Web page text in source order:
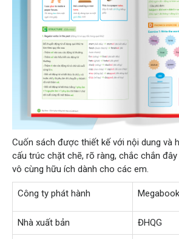
Cuốn sách được thiết kế với nội dung và
cấu trúc chặt chẽ, rõ ràng, chắc chắn
vô cùng hữu ích dành cho các em.
Công ty phát hành Megabook
Nhà xuất bản ĐHQG